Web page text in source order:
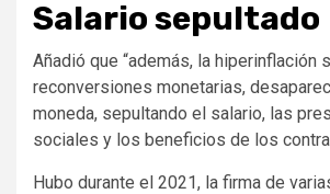
Salario sepultado
Añadió que “además, la hiperinflación
reconversiones monetarias,
moneda, sepultando el salario, las
sociales y los beneficios de los
Hubo durante el 2021, la firma de